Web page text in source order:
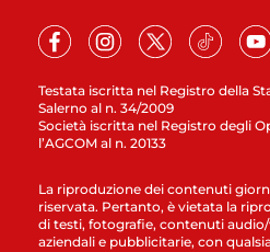
Testata iscritta nel Registro della
Salerno al n. 34/2009
Società iscritta nel Registro degli
l’AGCOM al n. 20133
La riproduzione dei contenuti
riservata. Pertanto, è vietata la
di testi, fotografie, contenuti
aziendali e pubblicitarie, con